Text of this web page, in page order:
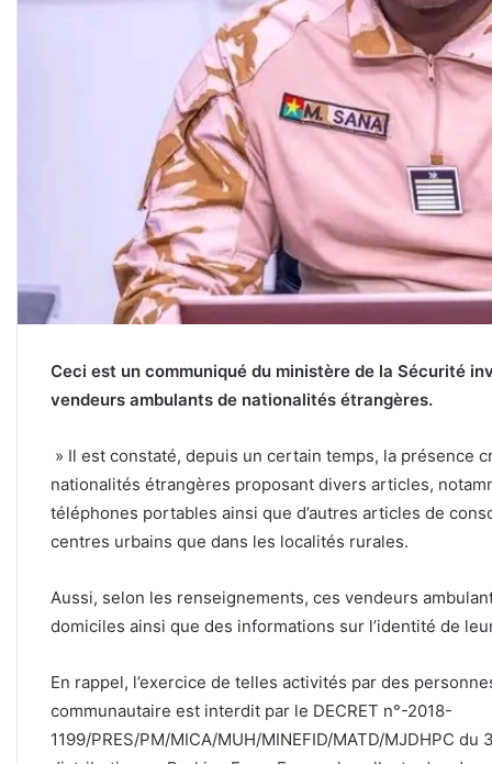
Ceci est un communiqué du ministère de la Sécurité
vendeurs ambulants de nationalités étrangères.
» Il est constaté, depuis un certain temps, la présence
nationalités étrangères proposant divers articles,
téléphones portables ainsi que d’autres articles de
centres urbains que dans les localités rurales.
Aussi, selon les renseignements, ces vendeurs
domiciles ainsi que des informations sur l’identité de
En rappel, l’exercice de telles activités par des
communautaire est interdit par le DECRET n°-2018-
1199/PRES/PM/MICA/MUH/MINEFID/MATD/MJDHPC